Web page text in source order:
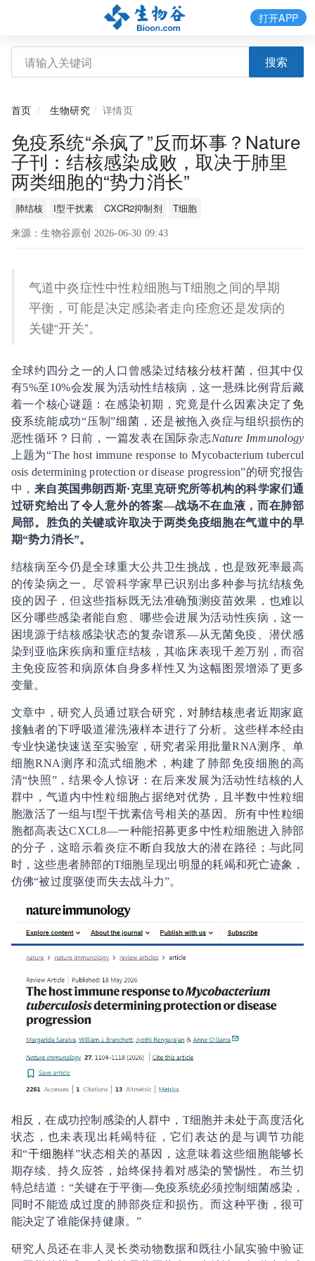
搜索
打开APP
首页 生物研究 详情页
免疫系统“杀疯了”反而坏事？Nature
子刊：结核感染成败，取决于肺里
两类细胞的“势力消长”
肺结核 I型干扰素 CXCR2抑制剂 T细胞
来源：生物谷原创 2026-06-30 09:43
气道中炎症性中性粒细胞与T细胞之间的早期
平衡，可能是决定感染者走向痊愈还是发病的
关键“开关”。
全球约四分之一的人口曾感染过结核分枝杆菌，但其中仅
有5%至10%会发展为活动性结核病，这一悬殊比例背后藏
着一个核心谜题：在感染初期，究竟是什么因素决定了 免
疫系统能成功“压制”细菌，还是被拖入炎症与组织损伤的
恶性循环？日前，一篇发表在国际杂志Nature Immunology
上题为“The host immune response to Mycobacterium tubercul
osis determining protection or disease progression”的研究报告
中， 来自英国弗朗西斯·克里克研究所等机构的科学家们通
过研究给出了令人意外的答案—战场不在血液，而在肺部
局部。胜负的关键或许取决于两类免疫细胞在气道中的早
期“势力消长”。
结核病至今仍是全球重大公共卫生挑战，也是致死率最高
的传染病之一。尽管科学家早已识别出多种参与抗结核免
疫的因子，但这些指标既无法准确预测疫苗效果，也难以
区分哪些感染者能自愈、哪些会进展为活动性疾病，这一
困境源于结核感染状态的复杂谱系—从无菌免疫、潜伏感
染到亚临床疾病和重症结核，其临床表现千差万别，而宿
主免疫应答和病原体自身多样性又为这幅图景增添了更多
变量。
文章中，研究人员通过联合研究，对肺结核患者近期家庭
接触者的下呼吸道灌洗液样本进行了分析。这些样本经由
专业快递快速送至实验室，研究者采用批量RNA测序、单
细胞RNA测序和流式细胞术，构建了肺部免疫细胞的高
清“快照”，结果令人惊讶：在后来发展为活动性结核的人
群中，气道内中性粒细胞占据绝对优势，且半数中性粒细
胞激活了一组与I型干扰素信号相关的基因。所有中性粒细
胞都高表达CXCL8—一种能招募更多中性粒细胞进入肺部
的分子，这暗示着炎症不断自我放大的潜在路径；与此同
时，这些患者肺部的T细胞呈现出明显的耗竭和死亡迹象，
仿佛“被过度驱使而失去战斗力”。
相反，在成功控制感染的人群中，T细胞并未处于高度活化
状态，也未表现出耗竭特征，它们表达的是与调节功能
和“干细胞样”状态相关的基因，这意味着这些细胞能够长
期存续、持久应答，始终保持着对感染的警惕性。布兰切
特总结道：“关键在于平衡—免疫系统必须控制细菌感染，
同时不能造成过度的肺部炎症和损伤。而这种平衡，很可
能决定了谁能保持健康。”
研究人员还在非人灵长类动物数据和既往小鼠实验中验证